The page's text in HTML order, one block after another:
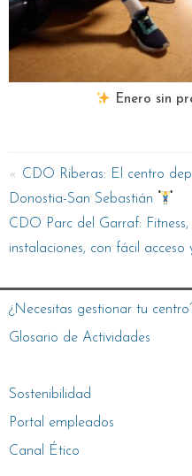
Enero sin
CDO Riberas: El centro
Donostia-San Sebastián
CDO Parc del Garraf:
instalaciones, con fácil
¿Necesitas gestionar tu
Glosario de Actividades
Sostenibilidad
Portal empleados
Canal Ético